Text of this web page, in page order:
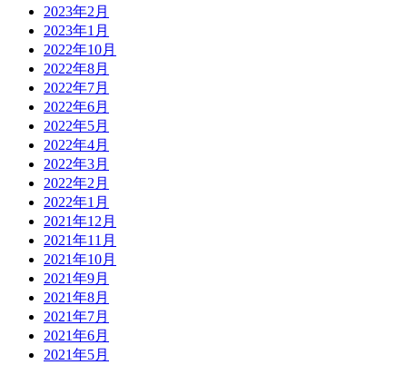
2023年2月
2023年1月
2022年10月
2022年8月
2022年7月
2022年6月
2022年5月
2022年4月
2022年3月
2022年2月
2022年1月
2021年12月
2021年11月
2021年10月
2021年9月
2021年8月
2021年7月
2021年6月
2021年5月